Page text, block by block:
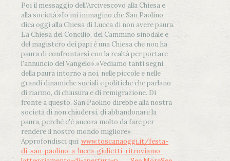
Poi il messaggio dell’Arcivescovo alla Chiesa e
alla società:«Io mi immagino che San Paolino
dica oggi alla Chiesa di Lucca di non avere paura.
La Chiesa del Concilio, del Cammino sinodale e
del magistero dei papi è una Chiesa che non ha
paura di confrontarsi con la realtà per portare
l'annuncio del Vangelo».«Vediamo tanti segni
della paura intorno a noi, nelle piccole e nelle
grandi dinamiche sociali e politiche che parlano
di riarmo, di chiusura e di remigrazione. Di
fronte a questo, San Paolino direbbe alla nostra
società di non chiudersi, di abbandonare la
paura, perché c'è ancora molto da fare per
rendere il nostro mondo migliore»
Approfondisci qui: www.toscanaoggi.it/festa-
di-san-paolino-a-lucca-giulietti-ritroviamo-